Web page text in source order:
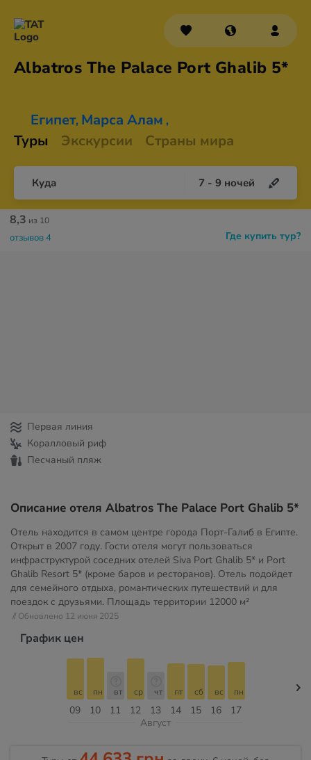
Albatros The Palace Port Ghalib 5*
Египет, Марса Алам ,
Туры Экскурсии Страны мира
Куда 7 - 9 ночей
Где купить тур?
8,3 из 10
отзывов 4
Первая линия
Коралловый риф
Песчаный пляж
Описание отеля Albatros The Palace Port Ghalib 5*
Отель находится в самом центре города Порт-Галиб в Египте.
Открыт в 2007 году. Гости отеля могут пользоваться
инфраструктурой соседних отелей Siva Port Ghalib 5* и Port
Ghalib Resort 5* (кроме баров и ресторанов). Отель подойдет
для семейного отдыха, романтических путешествий и для
поездок с друзьями. Площадь территории 12000 м²
// Обновлено 12 июня 2025
График цен
09
вс
10
пн
11
вт
12
ср
13
чт
14
пт
15
сб
16
вс
17
пн
Август